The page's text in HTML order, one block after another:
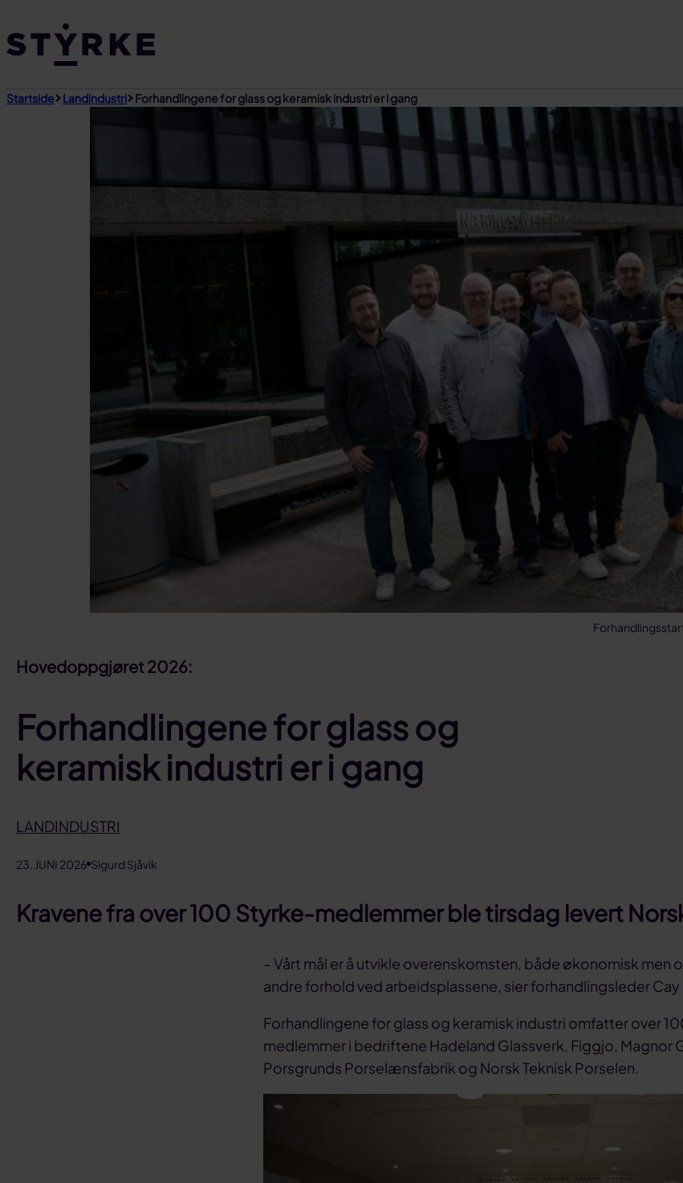
til
innhold
Startside Landindustri Forhandlingene for glass og keramisk industri er i gang
Hovedoppgjøret 2026:
Forhandlingene for glass og
keramisk industri er i gang
LANDINDUSTRI
23. JUNI 2026 Sigurd Sjåvik
Kravene fra over 100 Styrke-medlemmer ble tirsdag levert
– Vårt mål er å utvikle overenskomsten, både økonomisk men
andre forhold ved arbeidsplassene, sier forhandlingsleder
Forhandlingene for glass og keramisk industri omfatter over
medlemmer i bedriftene Hadeland Glassverk, Figgjo, Magnor
Porsgrunds Porselænsfabrik og Norsk Teknisk Porselen.